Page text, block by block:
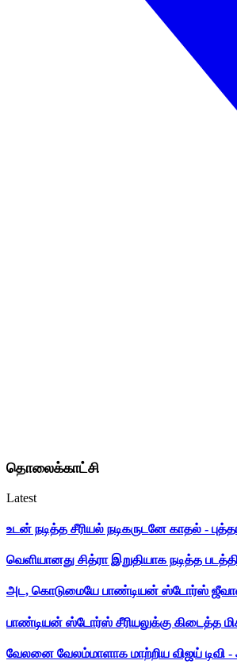
தொலைக்காட்சி
Latest
உடன் நடித்த சீரியல் நடிகருடனே காதல் -
வெளியானது சித்ரா இறுதியாக நடித்த
அட, கொடுமையே பாண்டியன் ஸ்டோர்ஸ்
பாண்டியன் ஸ்டோர்ஸ் சீரியலுக்கு கிடைத்த
வேலனை வேலம்மாளாக மாற்றிய விஜய்